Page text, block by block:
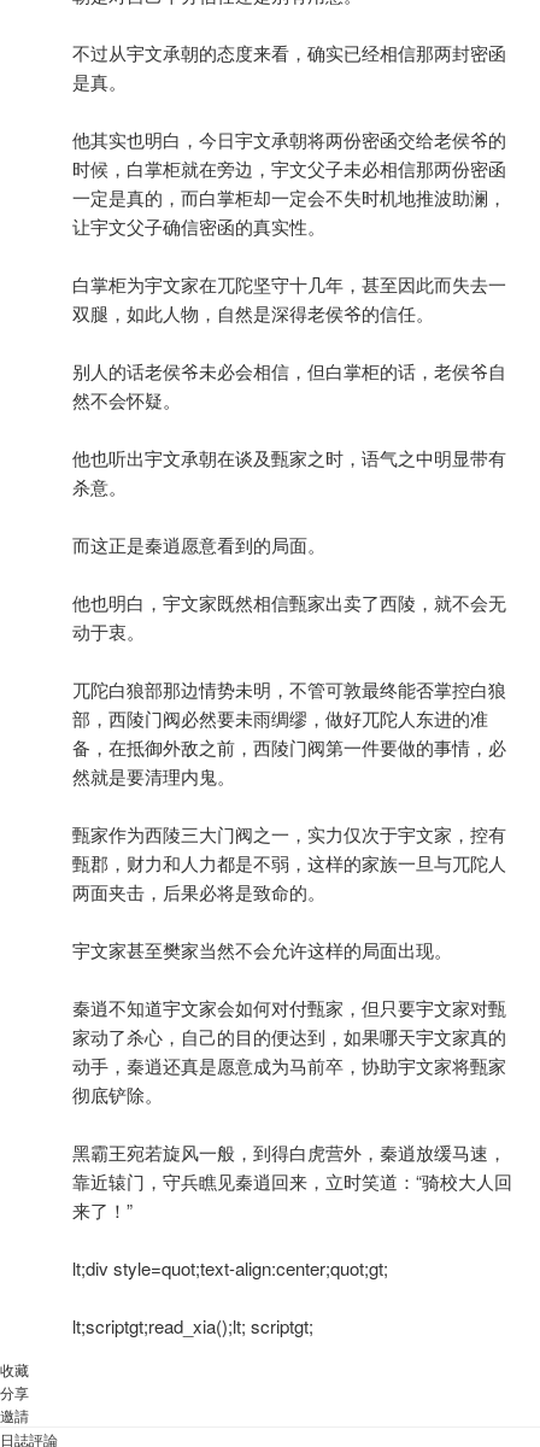
不过从宇文承朝的态度来看，确实已经相信那两封密函
是真。
他其实也明白，今日宇文承朝将两份密函交给老侯爷的
时候，白掌柜就在旁边，宇文父子未必相信那两份密函
一定是真的，而白掌柜却一定会不失时机地推波助澜，
让宇文父子确信密函的真实性。
白掌柜为宇文家在兀陀坚守十几年，甚至因此而失去一
双腿，如此人物，自然是深得老侯爷的信任。
别人的话老侯爷未必会相信，但白掌柜的话，老侯爷自
然不会怀疑。
他也听出宇文承朝在谈及甄家之时，语气之中明显带有
杀意。
而这正是秦逍愿意看到的局面。
他也明白，宇文家既然相信甄家出卖了西陵，就不会无
动于衷。
兀陀白狼部那边情势未明，不管可敦最终能否掌控白狼
部，西陵门阀必然要未雨绸缪，做好兀陀人东进的准
备，在抵御外敌之前，西陵门阀第一件要做的事情，必
然就是要清理内鬼。
甄家作为西陵三大门阀之一，实力仅次于宇文家，控有
甄郡，财力和人力都是不弱，这样的家族一旦与兀陀人
两面夹击，后果必将是致命的。
宇文家甚至樊家当然不会允许这样的局面出现。
秦逍不知道宇文家会如何对付甄家，但只要宇文家对甄
家动了杀心，自己的目的便达到，如果哪天宇文家真的
动手，秦逍还真是愿意成为马前卒，协助宇文家将甄家
彻底铲除。
黑霸王宛若旋风一般，到得白虎营外，秦逍放缓马速，
靠近辕门，守兵瞧见秦逍回来，立时笑道：“骑校大人回
来了！”
lt;div style=quot;text-align:center;quot;gt;
lt;scriptgt;read_xia();lt; scriptgt;
收藏
分享
邀請
日誌評論